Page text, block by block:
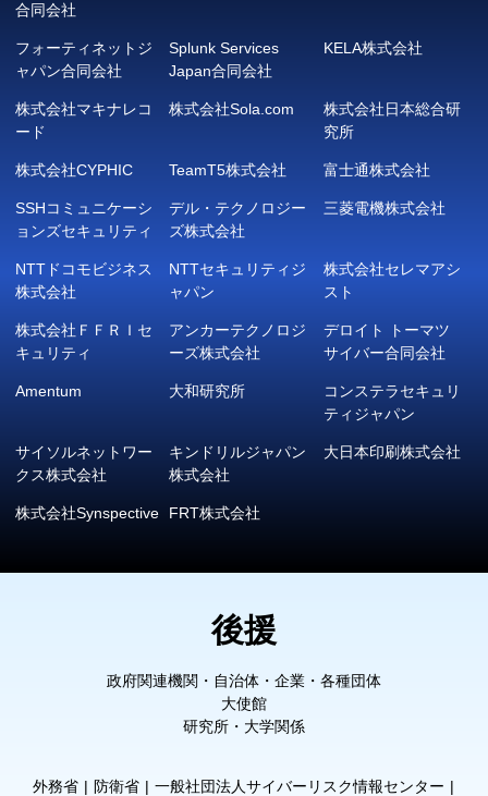
合同会社
フォーティネットジ
ャパン合同会社
Splunk Services
Japan合同会社
KELA株式会社
株式会社マキナレコ
ード
株式会社Sola.com
株式会社日本総合研
究所
株式会社CYPHIC TeamT5株式会社 富士通株式会社
SSHコミュニケーシ
ョンズセキュリティ
デル・テクノロジー
ズ株式会社
三菱電機株式会社
NTTドコモビジネス
株式会社
NTTセキュリティジ
ャパン
株式会社セレマアシ
スト
株式会社ＦＦＲＩセ
キュリティ
アンカーテクノロジ
ーズ株式会社
デロイト トーマツ
サイバー合同会社
Amentum 大和研究所
コンステラセキュリ
ティジャパン
サイソルネットワー
クス株式会社
キンドリルジャパン
株式会社
大日本印刷株式会社
株式会社Synspective FRT株式会社
後援
政府関連機関・自治体・企業・各種団体
大使館
研究所・大学関係
外務省 防衛省
一般社団法人サイバーリスク情報センター